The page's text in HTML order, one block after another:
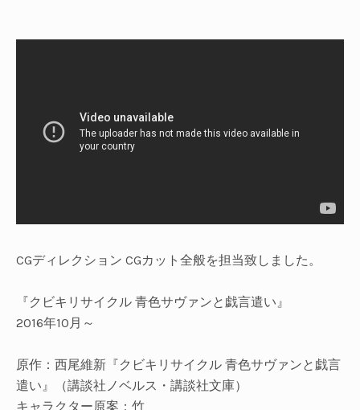
CGディレクション CGカット全般を担当致しました。
『クビキリサイクル 青色サヴァンと戯言遣い』
2016年10月～
原作：西尾維新『クビキリサイクル 青色サヴァンと戯言
遣い』（講談社ノベルス・講談社文庫）
キャラクター原案： 竹